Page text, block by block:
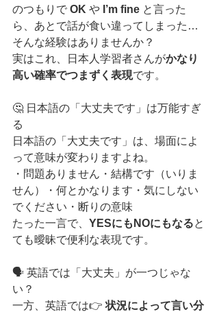
のつもりで OK や I’m fine と言った
ら、あとで話が食い違ってしまった…
そんな経験はありませんか？
実はこれ、日本人学習者さんがかなり
高い確率でつまずく表現です。
🤔 日本語の「大丈夫です」は万能すぎ
る
日本語の「大丈夫です」は、場面によ
って意味が変わりますよね。
・問題ありません・結構です（いりま
せん）・何とかなります・気にしない
でください・断りの意味
たった一言で、 YESにもNOにもなると
ても曖昧で便利な表現です。
🗣️ 英語では「大丈夫」が一つじゃな
い？
一方、英語では👉 状況によって言い分